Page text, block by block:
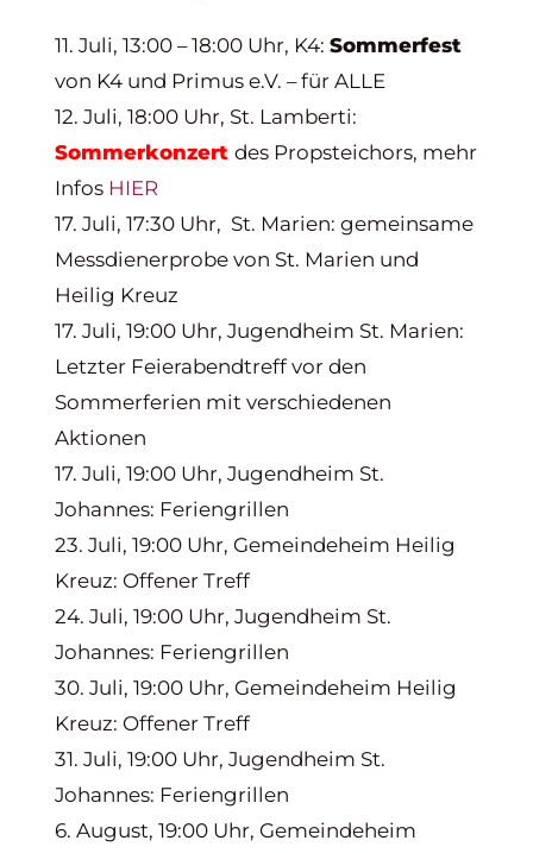
11. Juli, 13:00 – 18:00 Uhr, K4: Sommerfest
von K4 und Primus e.V. – für ALLE
12. Juli, 18:00 Uhr, St. Lamberti:
Sommerkonzert des Propsteichors, mehr
Infos HIER
17. Juli, 17:30 Uhr, St. Marien: gemeinsame
Messdienerprobe von St. Marien und
Heilig Kreuz
17. Juli, 19:00 Uhr, Jugendheim St. Marien:
Letzter Feierabendtreff vor den
Sommerferien mit verschiedenen
Aktionen
17. Juli, 19:00 Uhr, Jugendheim St.
Johannes: Feriengrillen
23. Juli, 19:00 Uhr, Gemeindeheim Heilig
Kreuz: Offener Treff
24. Juli, 19:00 Uhr, Jugendheim St.
Johannes: Feriengrillen
30. Juli, 19:00 Uhr, Gemeindeheim Heilig
Kreuz: Offener Treff
31. Juli, 19:00 Uhr, Jugendheim St.
Johannes: Feriengrillen
6. August, 19:00 Uhr, Gemeindeheim